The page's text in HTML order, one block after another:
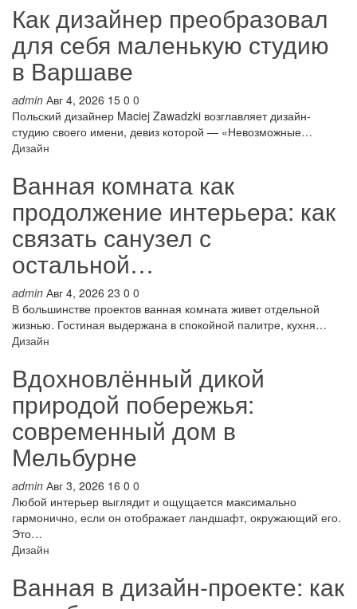
Как дизайнер преобразовал
для себя маленькую студию
в Варшаве
admin Авг 4, 2026 15 0 0
Польский дизайнер Maciej Zawadzki возглавляет дизайн-
студию своего имени, девиз которой — «Невозможные…
Дизайн
Ванная комната как
продолжение интерьера: как
связать санузел с
остальной…
admin Авг 4, 2026 23 0 0
В большинстве проектов ванная комната живет отдельной
жизнью. Гостиная выдержана в спокойной палитре, кухня…
Дизайн
Вдохновлённый дикой
природой побережья:
современный дом в
Мельбурне
admin Авг 3, 2026 16 0 0
Любой интерьер выглядит и ощущается максимально
гармонично, если он отображает ландшафт, окружающий его.
Это…
Дизайн
Ванная в дизайн-проекте: как